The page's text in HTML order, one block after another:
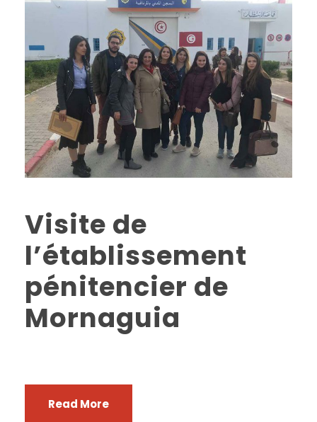
Visite de
l’établissement
pénitencier de
Mornaguia
Read More